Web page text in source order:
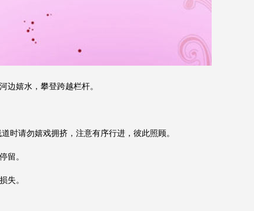
边嬉水，攀登跨越栏杆。
时请勿嬉戏拥挤，注意有序行进，彼此照顾。
留。
失。